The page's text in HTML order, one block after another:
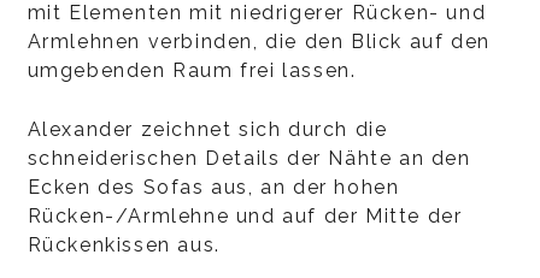
mit Elementen mit niedrigerer Rücken- und
Armlehnen verbinden, die den Blick auf den
umgebenden Raum frei lassen.
Alexander zeichnet sich durch die
schneiderischen Details der Nähte an den
Ecken des Sofas aus, an der hohen
Rücken-/Armlehne und auf der Mitte der
Rückenkissen aus.